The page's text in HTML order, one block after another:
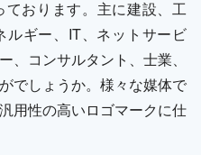
おります。主に建設、工
ギー、IT、ネットサービ
、コンサルタント、士業、
でしょうか。様々な媒体で
用性の高いロゴマークに仕